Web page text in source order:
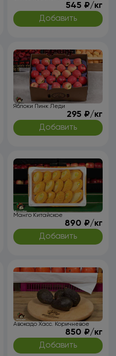
545 ₽/кг
Добавить
Яблоки Пинк Леди
295 ₽/кг
Добавить
Манго Китайское
890 ₽/кг
Добавить
Авокадо Хасс. Коричневое
850 ₽/кг
Добавить